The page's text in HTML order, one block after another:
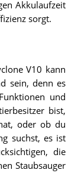
Akkulaufzeit
sorgt.
V10 kann
sein, denn es
und
bist,
oder ob du
suchst, es ist
die
Staubsauger